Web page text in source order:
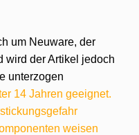
um Neuware, der
wird der Artikel jedoch
unterzogen
14 Jahren geeignet.
weisen